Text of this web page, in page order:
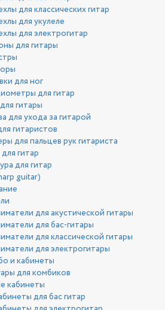
для классических гитар
для укулеле
для электрогитар
для гитары
для ног
для гитар
гитары
для ухода за гитарой
гитаристов
для пальцев рук гитариста
гитар
для гитар
guitar)
для акустической гитары
для бас-гитары
для классической гитары
для электрогитары
и кабинеты
для комбиков
кабинеты
для бас гитар